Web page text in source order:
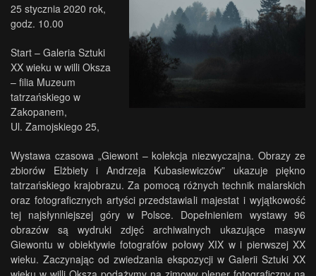
25 stycznia 2020 rok,
godz. 10.00
Start – Galeria Sztuki
XX wieku w willi Oksza
– filia Muzeum
tatrzańskiego w
Zakopanem,
Ul. Zamojskiego 25,
Wystawa czasowa „Giewont – kolekcja niezwyczajna. Obrazy ze
zbiorów Elżbiety i Andrzeja Kubasiewiczów” ukazuje piękno
tatrzańskiego krajobrazu. Za pomocą różnych technik malarskich
oraz fotograficznych artyści przedstawiali majestat i wyjątkowość
tej najsłynniejszej góry w Polsce. Dopełnieniem wystawy 96
obrazów są wydruki zdjęć archiwalnych ukazujące masyw
Giewontu w obiektywie fotografów połowy XIX w i pierwszej XX
wieku. Zaczynając od zwiedzania ekspozycji w Galerii Sztuki XX